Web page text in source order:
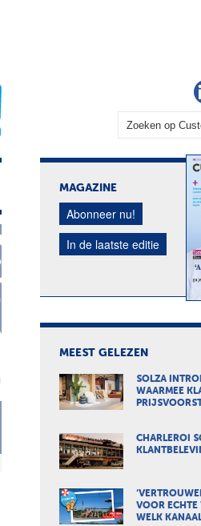
MAGAZINE
Abonneer nu!
In de laatste editie
MEEST GELEZEN
SOLZA
WAARMEE
CHARLEROI
VOOR
WELK